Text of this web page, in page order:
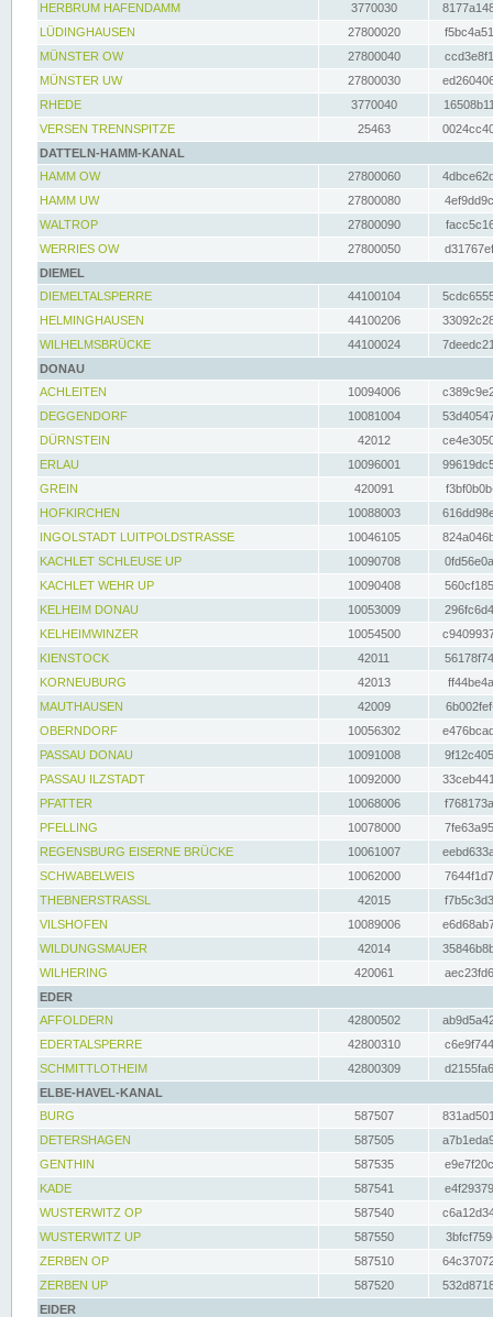
HERBRUM HAFENDAMM
3770030
LÜDINGHAUSEN
27800020
MÜNSTER OW
27800040
MÜNSTER UW
27800030
RHEDE
3770040
VERSEN TRENNSPITZE
25463
DATTELN-HAMM-KANAL
HAMM OW
27800060
HAMM UW
27800080
WALTROP
27800090
WERRIES OW
27800050
DIEMEL
DIEMELTALSPERRE
44100104
HELMINGHAUSEN
44100206
WILHELMSBRÜCKE
44100024
DONAU
ACHLEITEN
10094006
DEGGENDORF
10081004
DÜRNSTEIN
42012
ERLAU
10096001
GREIN
420091
HOFKIRCHEN
10088003
INGOLSTADT LUITPOLDSTRASSE
10046105
KACHLET SCHLEUSE UP
10090708
KACHLET WEHR UP
10090408
KELHEIM DONAU
10053009
KELHEIMWINZER
10054500
KIENSTOCK
42011
KORNEUBURG
42013
MAUTHAUSEN
42009
OBERNDORF
10056302
PASSAU DONAU
10091008
PASSAU ILZSTADT
10092000
PFATTER
10068006
PFELLING
10078000
REGENSBURG EISERNE BRÜCKE
10061007
SCHWABELWEIS
10062000
THEBNERSTRASSL
42015
VILSHOFEN
10089006
WILDUNGSMAUER
42014
WILHERING
420061
EDER
AFFOLDERN
42800502
EDERTALSPERRE
42800310
SCHMITTLOTHEIM
42800309
ELBE-HAVEL-KANAL
BURG
587507
DETERSHAGEN
587505
GENTHIN
587535
KADE
587541
WUSTERWITZ OP
587540
WUSTERWITZ UP
587550
ZERBEN OP
587510
ZERBEN UP
587520
EIDER